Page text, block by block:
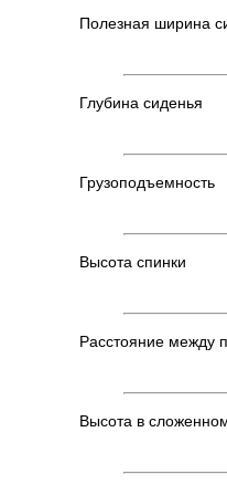
Полезная ширина
Глубина сиденья
Грузоподъемность
Высота спинки
Расстояние между
Высота в